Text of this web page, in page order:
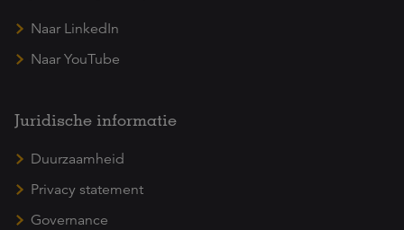
Naar LinkedIn
Naar YouTube
Juridische informatie
Duurzaamheid
Privacy statement
Governance